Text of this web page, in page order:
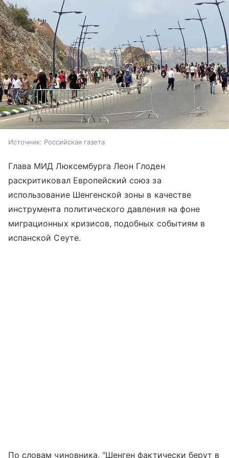
Источник: Российская газета
Глава МИД Люксембурга Леон Глоден
раскритиковал Европейский союз за
использование Шенгенской зоны в качестве
инструмента политического давления на фоне
миграционных кризисов, подобных событиям в
испанской Сеуте.
По словам чиновника, "Шенген фактически берут в